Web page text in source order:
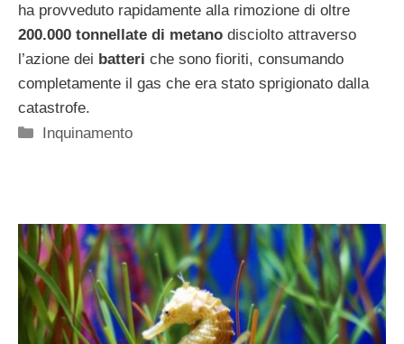
ha provveduto rapidamente alla rimozione di oltre
200.000 tonnellate di metano disciolto attraverso
l’azione dei batteri che sono fioriti, consumando
completamente il gas che era stato sprigionato dalla
catastrofe.
Categorie
Inquinamento